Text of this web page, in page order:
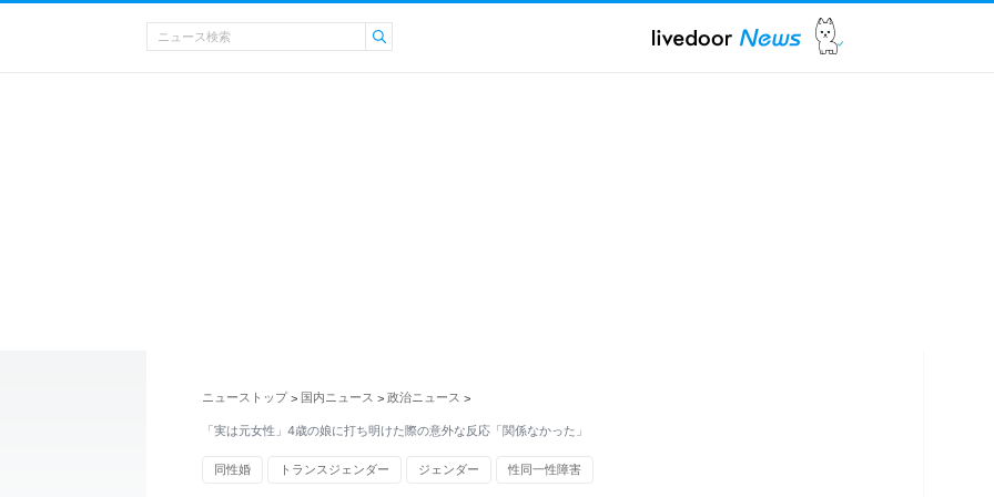
ニューストップ > 国内ニュース > 政治ニュース >
「実は元女性」4歳の娘に打ち明けた際の意外な反応「関係なかった」
同性婚 トランスジェンダー ジェンダー 性同一性障害